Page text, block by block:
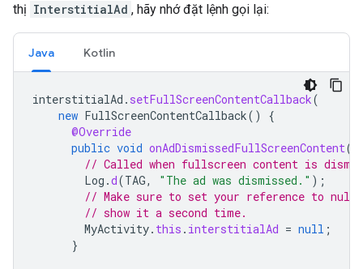
thị InterstitialAd , hãy nhớ đặt lệnh gọi lại:
Java Kotlin
interstitialAd . setFullScreenContentCallback(
new FullScreenContentCallback()
{
@Override
public void onAdDismissedFullScreenContent()
// Called when fullscreen content is
Log .d(TAG, "The ad was dismissed." );
// Make sure to set your reference to null
// show it a second time.
MyActivity. this . interstitialAd = null ;
}